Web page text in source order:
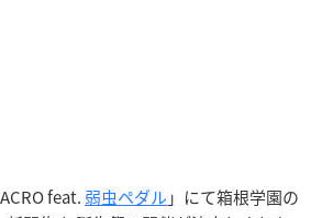
feat. 弱虫ペダル 」にて箱根学園の